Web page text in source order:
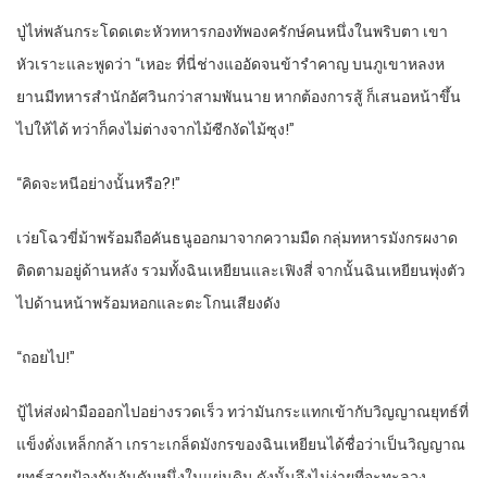
ปู่ไห่พลันกระโดดเตะหัวทหารกองทัพองครักษ์คนหนึ่งในพริบตา เขา
หัวเราะและพูดว่า “เหอะ ที่นี่ช่างแออัดจนข้ารำคาญ บนภูเขาหลงห
ยานมีทหารสำนักอัศวินกว่าสามพันนาย หากต้องการสู้ ก็เสนอหน้าขึ้น
ไปให้ได้ ทว่าก็คงไม่ต่างจากไม้ซีกงัดไม้ซุง!”
“คิดจะหนีอย่างนั้นหรือ?!”
เว่ยโฉวขี่ม้าพร้อมถือคันธนูออกมาจากความมืด กลุ่มทหารมังกรผงาด
ติดตามอยู่ด้านหลัง รวมทั้งฉินเหยียนและเฟิงสี่ จากนั้นฉินเหยียนพุ่งตัว
ไปด้านหน้าพร้อมหอกและตะโกนเสียงดัง
“ถอยไป!”
ปู้ไห่ส่งฝ่ามือออกไปอย่างรวดเร็ว ทว่ามันกระแทกเข้ากับวิญญาณยุทธ์ที่
แข็งดั่งเหล็กกล้า เกราะเกล็ดมังกรของฉินเหยียนได้ชื่อว่าเป็นวิญญาณ